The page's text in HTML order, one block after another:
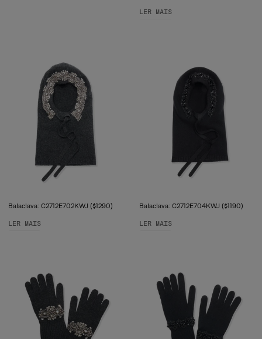
LER MAIS
Balaclava: C2712E702KWJ ($1290)
LER MAIS
Balaclava: C2712E704KWJ ($1190)
LER MAIS